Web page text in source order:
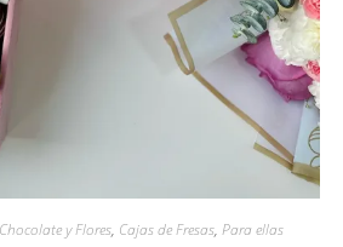
y Flores, Cajas de Fresas, Para ellas